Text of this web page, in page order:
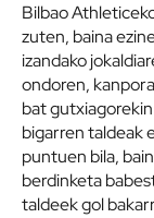
Bilbao
zuten, baina
izandako
ondoren,
bat
bigarren taldeak
puntuen bila,
berdinketa
taldeek gol